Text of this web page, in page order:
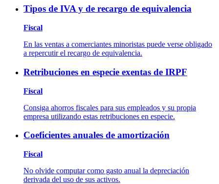
Tipos de IVA y de recargo de equivalencia
Fiscal
En las ventas a comerciantes minoristas puede verse obligado
a repercutir el recargo de equivalencia.
Retribuciones en especie exentas de IRPF
Fiscal
Consiga ahorros fiscales para sus empleados y su propia
empresa utilizando estas retribuciones en especie.
Coeficientes anuales de amortización
Fiscal
No olvide computar como gasto anual la depreciación
derivada del uso de sus activos.